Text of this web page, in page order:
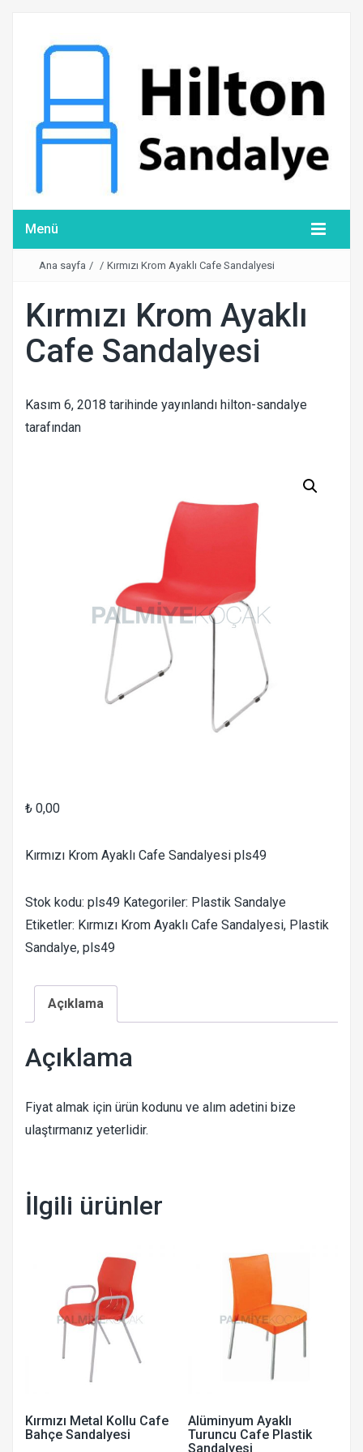
Menü
Ana sayfa / / Kırmızı Krom Ayaklı Cafe Sandalyesi
Kırmızı Krom Ayaklı
Cafe Sandalyesi
Kasım 6, 2018 tarihinde yayınlandı hilton-sandalye
tarafından
₺ 0,00
Kırmızı Krom Ayaklı Cafe Sandalyesi pls49
Stok kodu: pls49 Kategoriler: Plastik Sandalye
Etiketler: Kırmızı Krom Ayaklı Cafe Sandalyesi, Plastik
Sandalye, pls49
Açıklama
Açıklama
Fiyat almak için ürün kodunu ve alım adetini bize
ulaştırmanız yeterlidir.
İlgili ürünler
Kırmızı Metal Kollu Cafe
Bahçe Sandalyesi
Alüminyum Ayaklı
Turuncu Cafe Plastik
Sandalyesi